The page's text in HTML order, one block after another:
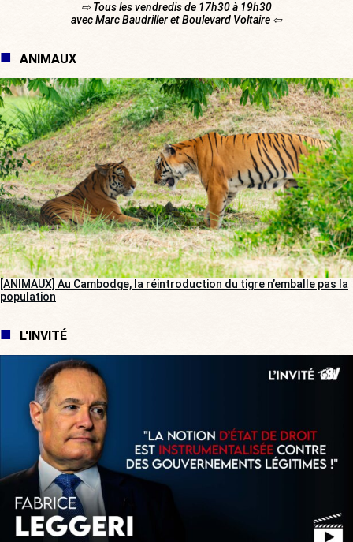
⇨ Tous les vendredis de 17h30 à 19h30
avec Marc Baudriller et Boulevard Voltaire ⇦
ANIMAUX
[ANIMAUX] Au Cambodge, la réintroduction du tigre n’emballe pas la
population
L'INVITÉ